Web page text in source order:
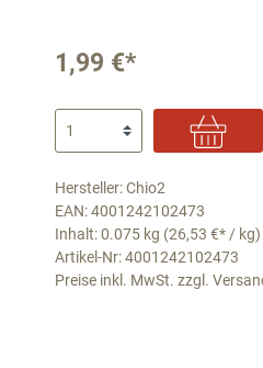
1,99 €*
Hersteller: Chio2
EAN: 4001242102473
Inhalt: 0.075 kg (26,53 €* / kg)
Artikel-Nr: 4001242102473
Preise inkl. MwSt. zzgl.